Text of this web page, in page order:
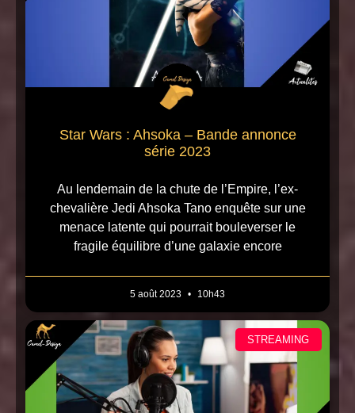
Star Wars : Ahsoka – Bande annonce
série 2023
Au lendemain de la chute de l’Empire, l’ex-
chevalière Jedi Ahsoka Tano enquête sur une
menace latente qui pourrait bouleverser le
fragile équilibre d’une galaxie encore
5 août 2023 10h43
STREAMING